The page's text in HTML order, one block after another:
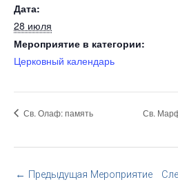
Дата:
28 июля
Мероприятие в категории:
Церковный календарь
Св. Олаф: память Св.
← Предыдущая Мероприятие